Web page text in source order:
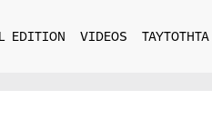
EDITION VIDEOS ΤΑΥΤΟΤΗΤΑ